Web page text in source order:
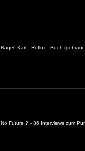
Nagel, Karl - Reflux - Buch
No Future ? - 36 Interviews zum